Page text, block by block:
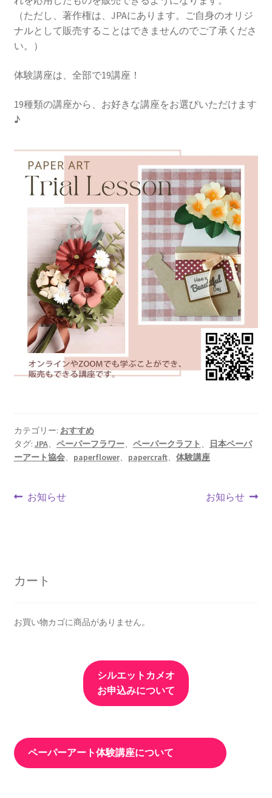
（ただし、著作権は、JPAにあります。ご自身のオリジ
ナルとして販売することはできませんのでご了承くださ
い。）
体験講座は、全部で19講座！
19種類の講座から、お好きな講座をお選びいただけます
♪
カテゴリー: おすすめ
タグ: JPA、 ペーパーフラワー、 ペーパークラフト 、
日本ペーパ
ーアート協会、 paperflower、 papercraft、 体験講座
投
ゲ
ー
前
お知らせ
次
お知らせ
カート
お買い物カゴに商品がありません。
シルエットカメオ
お申込みについて
ペーパーアート体験講座について